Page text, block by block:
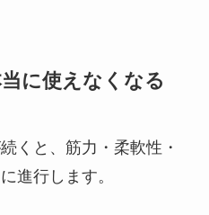
に使えなくなる
くと、筋力・柔軟性・
進行します。